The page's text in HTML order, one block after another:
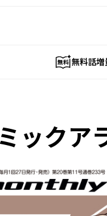
無料話増
ックア